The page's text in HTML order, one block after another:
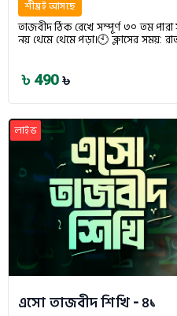
শীঘ্রই আসছে
তাজবীদ ঠিক রেখে সম্পূর্ণ ৩০ তম
নয় থেমে থেমে পড়া।🕙 ক্লাসের সময়:
৳ 490 ৳
লাইভ
এসো তাজবীদ শিখি - ৪১